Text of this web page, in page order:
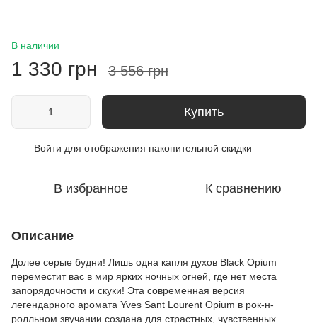
В наличии
1 330 грн 3 556 грн
Купить
Войти для отображения накопительной скидки
В избранное К сравнению
Описание
Долее серые будни! Лишь одна капля духов Black Opium
переместит вас в мир ярких ночных огней, где нет места
запорядочности и скуки! Эта современная версия
легендарного аромата Yves Sant Lourent Opium в рок-н-
ролльном звучании создана для страстных, чувственных